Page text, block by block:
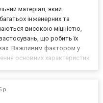
матеріал, який
інженерних та
високою міцністю,
що робить їх
Важливим фактором у
основних характеристик
р.